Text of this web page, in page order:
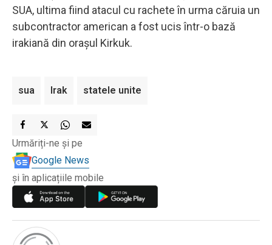
SUA, ultima fiind atacul cu rachete în urma căruia un
subcontractor american a fost ucis într-o bază
irakiană din oraşul Kirkuk.
sua Irak statele unite
Urmăriți-ne și pe
Google News
și în aplicațiile mobile